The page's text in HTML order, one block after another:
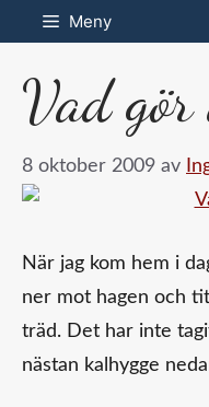
Hoppa
till
innehåll
Meny
Vad gör
8 oktober 2009 av
När jag kom hem i
ner mot hagen och
träd. Det har inte
nästan kalhygge